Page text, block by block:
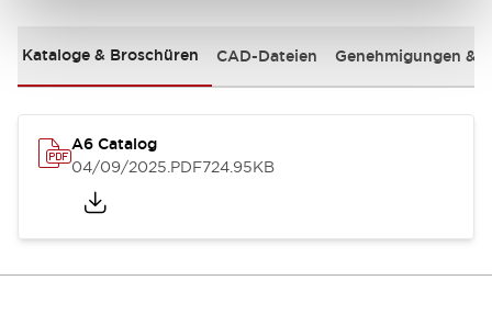
Kataloge & Broschüren CAD-Dateien Genehmigungen &
A6 Catalog
04/09/2025.PDF724.95KB